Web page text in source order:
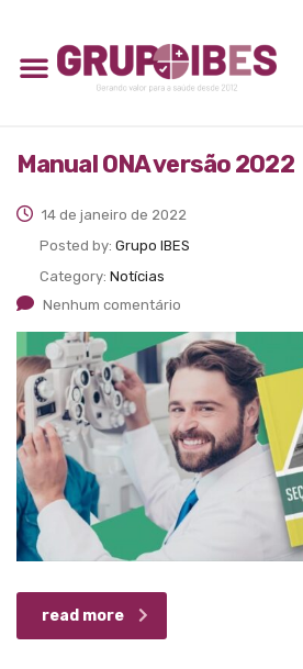
Manual ONA versão 2022
14 de janeiro de 2022
Posted by: Grupo IBES
Category: Notícias
Nenhum comentário
read more